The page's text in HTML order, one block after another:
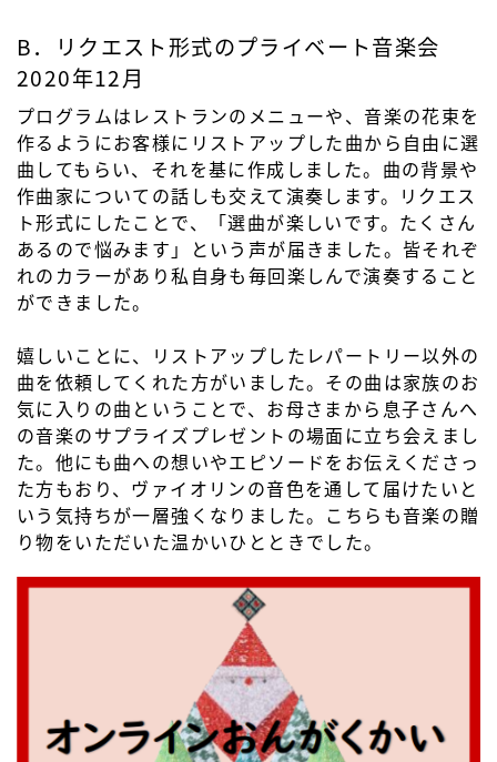
B．リクエスト形式のプライベート音楽会
2020年12月
プログラムはレストランのメニューや、音楽の花束を
作るようにお客様にリストアップした曲から自由に選
曲してもらい、それを基に作成しました。曲の背景や
作曲家についての話しも交えて演奏します。リクエス
ト形式にしたことで、「選曲が楽しいです。たくさん
あるので悩みます」という声が届きました。皆それぞ
れのカラーがあり私自身も毎回楽しんで演奏すること
ができました。
嬉しいことに、リストアップしたレパートリー以外の
曲を依頼してくれた方がいました。その曲は家族のお
気に入りの曲ということで、お母さまから息子さんへ
の音楽のサプライズプレゼントの場面に立ち会えまし
た。他にも曲への想いやエピソードをお伝えくださっ
た方もおり、ヴァイオリンの音色を通して届けたいと
いう気持ちが一層強くなりました。こちらも音楽の贈
り物をいただいた温かいひとときでした。